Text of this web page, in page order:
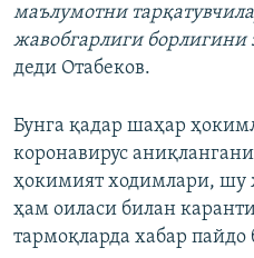
маълумотни
жавобгарлиги борлигини
деди Отабеков.
Бунга қадар шаҳар
коронавирус
ҳокимият ходимлари,
ҳам оиласи билан
тармоқларда хабар пайдо